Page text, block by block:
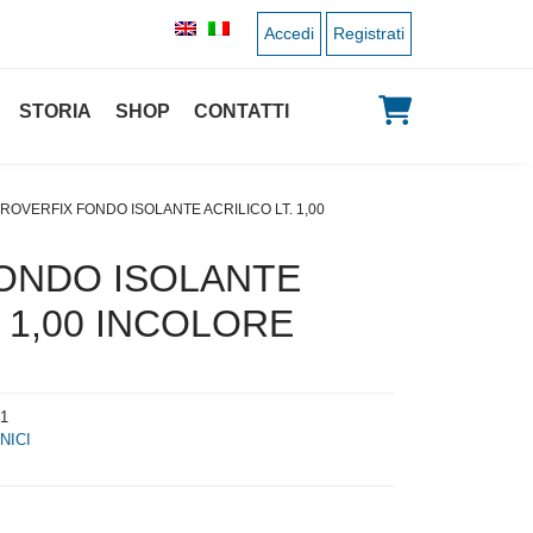
Accedi Registrati
STORIA SHOP CONTATTI
FONDO ISOLANTE ACRILICO LT. 1,00
ISOLANTE
INCOLORE